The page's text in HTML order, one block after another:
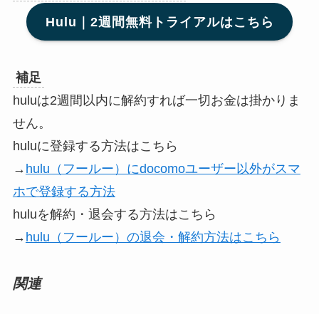
Hulu｜2週間無料トライアルはこちら
補足
huluは2週間以内に解約すれば一切お金は掛かりま
せん。
huluに登録する方法はこちら
→ hulu（フールー）にdocomoユーザー以外がスマ
ホで登録する方法
huluを解約・退会する方法はこちら
→ hulu（フールー）の退会・解約方法はこちら
関連